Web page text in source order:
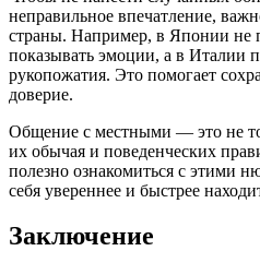
неправильное впечатление,
страны. Например, в Японии не
показывать эмоции, а в Италии
рукопожатия. Это помогает
доверие.
Общение с местными — это не
их обычая и поведенческих
полезно ознакомиться с этими
себя увереннее и быстрее
Заключение